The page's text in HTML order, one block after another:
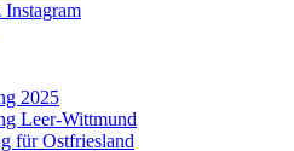
Instagram
2025
Leer-Wittmund
für Ostfriesland